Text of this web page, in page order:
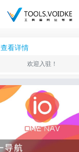
查看详情
欢迎入驻！